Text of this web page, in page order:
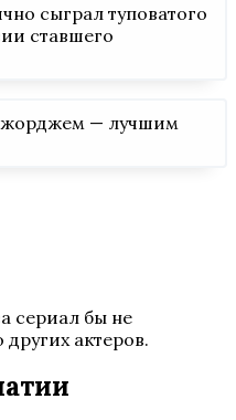
сыграл туповатого
ставшего
— лучшим
сериал бы не
актеров.